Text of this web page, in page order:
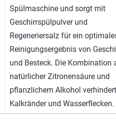
Spülmaschine und sorgt mit
Geschirrspülpulver und
Regeneriersalz für ein
Reinigungsergebnis von
und Besteck. Die Kombination
natürlicher Zitronensäure und
pflanzlichem Alkohol verhindert
Kalkränder und Wasserflecken.